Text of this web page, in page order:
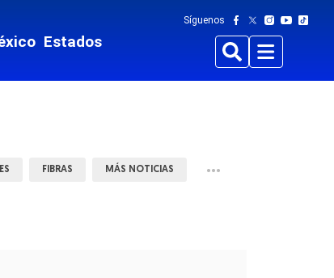
Estados
Síguenos
BuscarMenu
FIBRAS MÁS NOTICIAS •••